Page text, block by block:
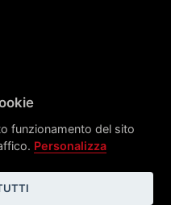
funzionamento del sito
Personalizza